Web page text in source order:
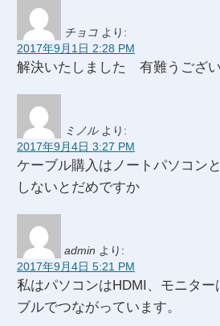
チョコ より:
2017年9月1日 2:28 PM
解決いたしました 有難うござい
ミノル より:
2017年9月4日 3:27 PM
ケーブル購入はノートパソコン
しないとだめですか
admin より:
2017年9月4日 5:21 PM
私はパソコンはHDMI、モニター
ブルでつながっています。